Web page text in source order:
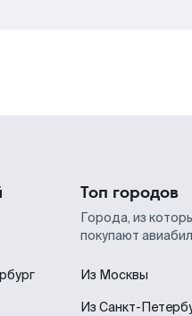
Топ городов
Города, из
покупают
Из Москвы
Из Санкт-